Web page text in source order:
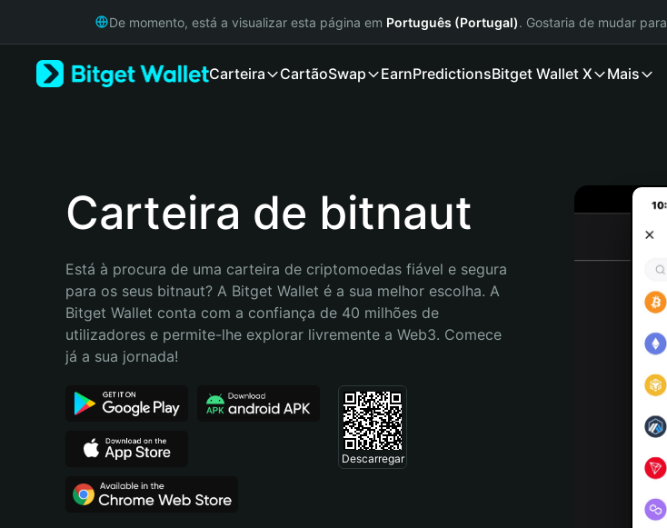
Русский
Bahasa Indonesia
Español (Argentina)
De momento, está a visualizar esta página em Português (Portugal). Gostaria de mudar para
Carteira CartãoSwap EarnPredictionsBitget Wallet X Mais
Carteira de bitnaut
Está à procura de uma carteira de criptomoedas fiável e segura
para os seus bitnaut? A Bitget Wallet é a sua melhor escolha. A
Bitget Wallet conta com a confiança de 40 milhões de
utilizadores e permite-lhe explorar livremente a Web3. Comece
já a sua jornada!
Descarregar